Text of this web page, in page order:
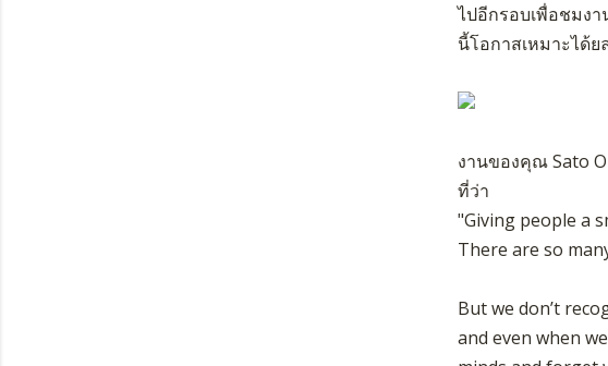
ไปอีกรอบเพื่อชมง
นี้โอกาสเหมาะได้ย
งานของคุณ Sato
ที่ว่า
"Giving people a
There are so
But we don’t
and even when